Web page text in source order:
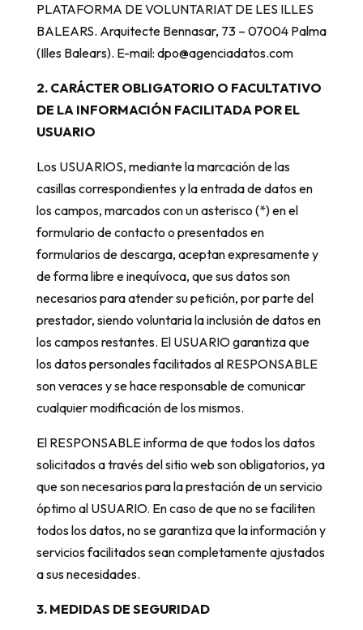
PLATAFORMA DE VOLUNTARIAT DE LES ILLES
BALEARS. Arquitecte Bennasar, 73 – 07004 Palma
(Illes Balears). E-mail: dpo@agenciadatos.com
2. CARÁCTER OBLIGATORIO O FACULTATIVO
DE LA INFORMACIÓN FACILITADA POR EL
USUARIO
Los USUARIOS, mediante la marcación de las
casillas correspondientes y la entrada de datos en
los campos, marcados con un asterisco (*) en el
formulario de contacto o presentados en
formularios de descarga, aceptan expresamente y
de forma libre e inequívoca, que sus datos son
necesarios para atender su petición, por parte del
prestador, siendo voluntaria la inclusión de datos en
los campos restantes. El USUARIO garantiza que
los datos personales facilitados al RESPONSABLE
son veraces y se hace responsable de comunicar
cualquier modificación de los mismos.
El RESPONSABLE informa de que todos los datos
solicitados a través del sitio web son obligatorios, ya
que son necesarios para la prestación de un servicio
óptimo al USUARIO. En caso de que no se faciliten
todos los datos, no se garantiza que la información y
servicios facilitados sean completamente ajustados
a sus necesidades.
3. MEDIDAS DE SEGURIDAD